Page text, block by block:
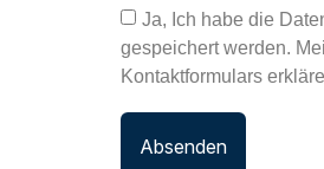
Ja, Ich habe die
gespeichert werden.
Kontaktformulars
Absenden